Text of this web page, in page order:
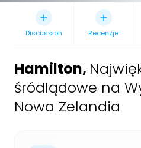
Discussion Recenzje
Hamilton,
śródlądowe na
Nowa Zelandia